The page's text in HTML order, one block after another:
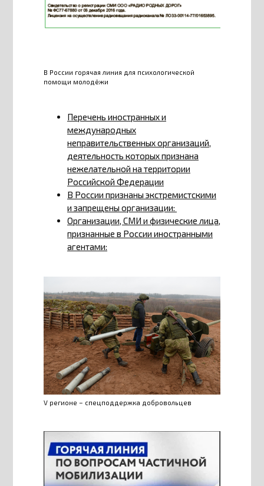
В России горячая линия для психологической
помощи молодёжи
Перечень иностранных и
международных
неправительственных организаций,
деятельность которых признана
нежелательной на территории
Российской Федерации
В России признаны экстремистскими
и запрещены организации:
Организации, СМИ и физические лица,
признанные в России иностранными
агентами:
V регионе – спецподдержка добровольцев